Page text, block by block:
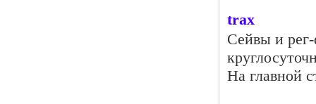
trax
Сейвы и
На главной